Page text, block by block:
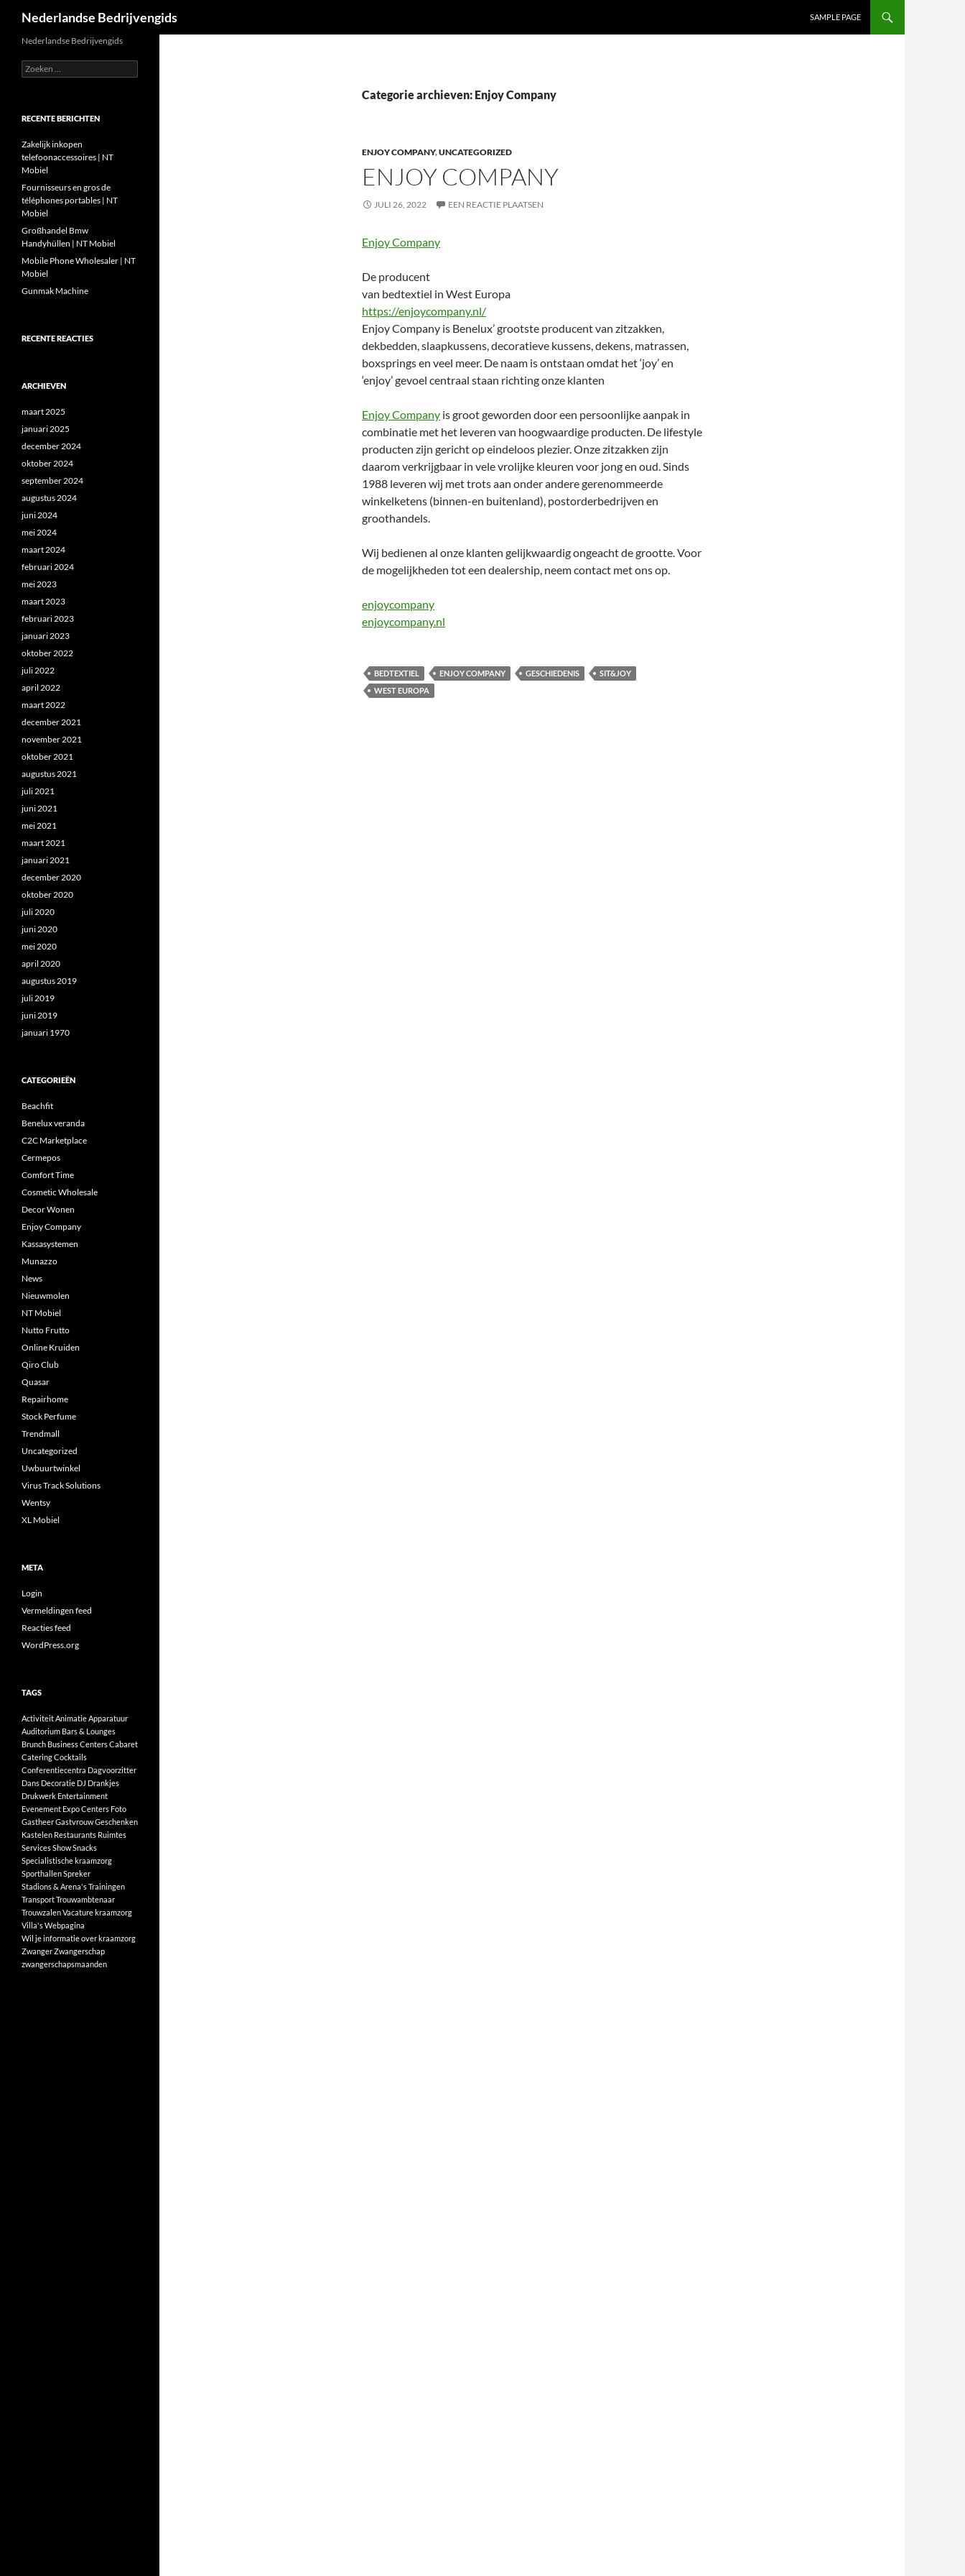
Nederlandse Bedrijvengids SAMPLE PAGE
Categorie archieven: Enjoy Company
ENJOY COMPANY,UNCATEGORIZED
ENJOY COMPANY
JULI 26, 2022 EEN REACTIE PLAATSEN
Enjoy Company
De producent
van bedtextiel in West Europa
https://enjoycompany.nl/
Enjoy Company is Benelux’ grootste producent van zitzakken,
dekbedden, slaapkussens, decoratieve kussens, dekens, matrassen,
boxsprings en veel meer. De naam is ontstaan omdat het ‘joy’ en
‘enjoy’ gevoel centraal staan richting onze klanten
Enjoy Company is groot geworden door een persoonlijke aanpak in
combinatie met het leveren van hoogwaardige producten. De lifestyle
producten zijn gericht op eindeloos plezier. Onze zitzakken zijn
daarom verkrijgbaar in vele vrolijke kleuren voor jong en oud. Sinds
1988 leveren wij met trots aan onder andere gerenommeerde
winkelketens (binnen-en buitenland), postorderbedrijven en
groothandels.
Wij bedienen al onze klanten gelijkwaardig ongeacht de grootte. Voor
de mogelijkheden tot een dealership, neem contact met ons op.
enjoycompany
enjoycompany.nl
BEDTEXTIEL ENJOY COMPANY GESCHIEDENIS
SIT&JOY
WEST EUROPA
Nederlandse Bedrijvengids
Zoeken
naar:
RECENTE BERICHTEN
Zakelijk inkopen
telefoonaccessoires | NT
Mobiel
Fournisseurs en gros de
téléphones portables | NT
Mobiel
Großhandel Bmw
Handyhüllen | NT Mobiel
Mobile Phone Wholesaler | NT
Mobiel
Gunmak Machine
RECENTE REACTIES
ARCHIEVEN
maart 2025
januari 2025
december 2024
oktober 2024
september 2024
augustus 2024
juni 2024
mei 2024
maart 2024
februari 2024
mei 2023
maart 2023
februari 2023
januari 2023
oktober 2022
juli 2022
april 2022
maart 2022
december 2021
november 2021
oktober 2021
augustus 2021
juli 2021
juni 2021
mei 2021
maart 2021
januari 2021
december 2020
oktober 2020
juli 2020
juni 2020
mei 2020
april 2020
augustus 2019
juli 2019
juni 2019
januari 1970
CATEGORIEËN
Beachfit
Benelux veranda
C2C Marketplace
Cermepos
Comfort Time
Cosmetic Wholesale
Decor Wonen
Enjoy Company
Kassasystemen
Munazzo
News
Nieuwmolen
NT Mobiel
Nutto Frutto
Online Kruiden
Qiro Club
Quasar
Repairhome
Stock Perfume
Trendmall
Uncategorized
Uwbuurtwinkel
Virus Track Solutions
Wentsy
XL Mobiel
META
Login
Vermeldingen feed
Reacties feed
WordPress.org
TAGS
ActiviteitAnimatieApparatuur
Auditorium Bars & Lounges
Brunch Business CentersCabaret
CateringCocktails
Conferentiecentra Dagvoorzitter
Dans Decoratie DJ Drankjes
Drukwerk Entertainment
Evenement Expo Centers Foto
GastheerGastvrouwGeschenken
Kastelen Restaurants Ruimtes
ServicesShowSnacks
Specialistische kraamzorg
SporthallenSpreker
Stadions & Arena'sTrainingen
TransportTrouwambtenaar
TrouwzalenVacature kraamzorg
Villa'sWebpagina
Wil je informatie over kraamzorg
ZwangerZwangerschap
zwangerschapsmaanden